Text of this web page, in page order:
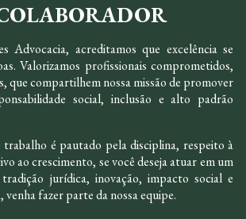
Advocacia, acreditamos que excelência se
Valorizamos profissionais comprometidos,
que compartilhem nossa missão de promover
social, inclusão e alto padrão
trabalho é pautado pela disciplina, respeito à
ao crescimento, se você deseja atuar em um
jurídica, inovação, impacto social e
venha fazer parte da nossa equipe.